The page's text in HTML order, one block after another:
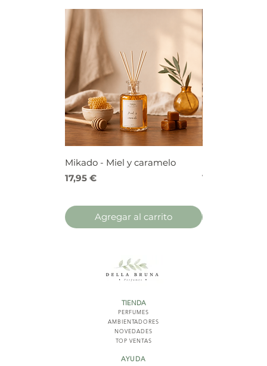
Mikado - Miel y caramelo
Precio
17,95 €
Agregar al carrito
Precio
17,95 €
TIENDA
PERFUMES
AMBIENTADORES
NOVEDADES
TOP VENTAS
AYUDA